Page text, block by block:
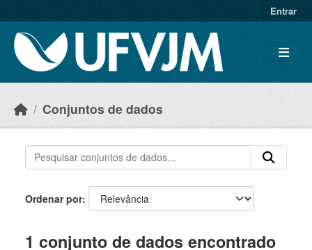
Entrar
Conjuntos de dados
Ordenar por
1 conjunto de dados encontrado